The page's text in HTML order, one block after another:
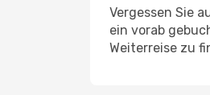
Vergessen Sie
ein vorab
Weiterreise zu